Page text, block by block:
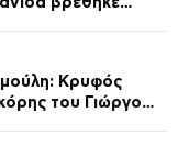
Κρυφός
του Γιώργου,